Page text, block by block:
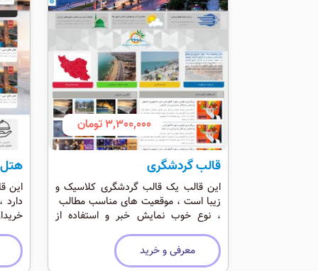
3,300,000 تومان
قالب گردشگری
این قالب یک قالب گردشگری کلاسیک و
زیبا است ، موقعیت های مناسب مطالب
، نوع خوب نمایش خبر و استفاده از
ماژول زیاد
معرفی و خرید
هتل
این
دارد